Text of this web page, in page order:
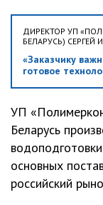
ДИРЕКТОР УП
БЕЛАРУСЬ) СЕРГЕЙ
«Заказчику
готовое
УП
Беларусь
основных
российский